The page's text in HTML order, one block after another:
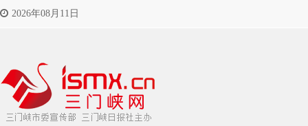
2026年08月11日